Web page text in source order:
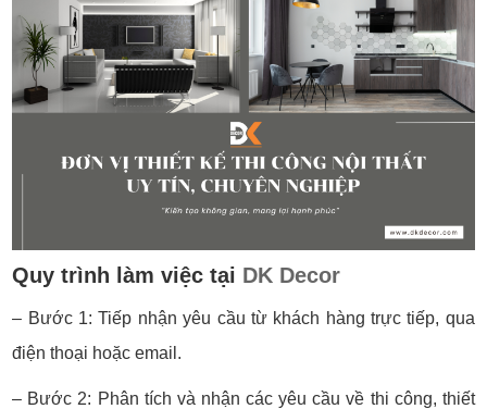
Quy trình làm việc tại DK Decor
– Bước 1: Tiếp nhận yêu cầu từ khách hàng trực tiếp, qua
điện thoại hoặc email.
– Bước 2: Phân tích và nhận các yêu cầu về thi công, thiết